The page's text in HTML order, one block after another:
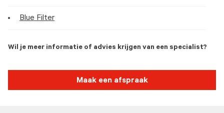
Blue Filter
Wil je meer informatie of advies krijgen van een specialist?
Maak een afspraak